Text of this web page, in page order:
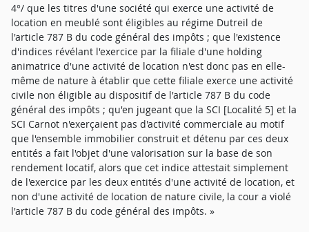
4°/ que les titres d'une société qui exerce une activité de
location en meublé sont éligibles au régime Dutreil de
l'article 787 B du code général des impôts ; que l'existence
d'indices révélant l'exercice par la filiale d'une holding
animatrice d'une activité de location n'est donc pas en elle-
même de nature à établir que cette filiale exerce une activité
civile non éligible au dispositif de l'article 787 B du code
général des impôts ; qu'en jugeant que la SCI [Localité 5] et la
SCI Carnot n'exerçaient pas d'activité commerciale au motif
que l'ensemble immobilier construit et détenu par ces deux
entités a fait l'objet d'une valorisation sur la base de son
rendement locatif, alors que cet indice attestait simplement
de l'exercice par les deux entités d'une activité de location, et
non d'une activité de location de nature civile, la cour a violé
l'article 787 B du code général des impôts. »